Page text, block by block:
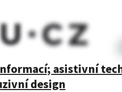
asistivní
design